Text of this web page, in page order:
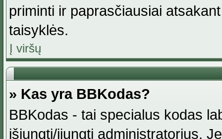
priminti ir paprasčiausiai
taisyklės.
Į viršų
» Kas yra BBKodas?
BBKodas - tai specialus kodas
išjungti/įjungti administratorius.